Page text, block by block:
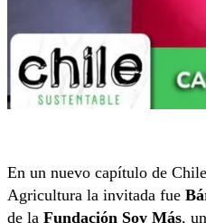
En un nuevo capítulo de
Agricultura la invitada fue
de la Fundación Soy Más,